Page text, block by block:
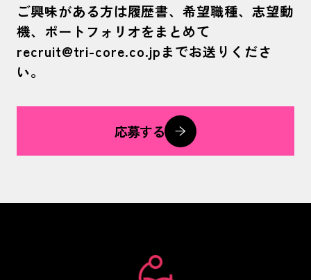
ご興味がある方は履歴書、希望職種、志望動
機、ポートフォリオをまとめて
recruit@tri-core.co.jpまでお送りくださ
い。
応募する